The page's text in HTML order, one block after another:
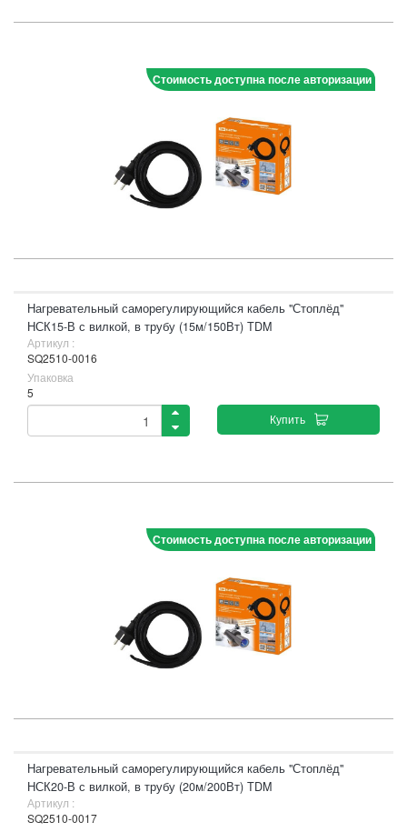
Стоимость доступна после авторизации
Нагревательный саморегулирующийся кабель "Стоплёд"
НСК15-В с вилкой, в трубу (15м/150Вт) TDM
Артикул :
SQ2510-0016
Упаковка
5
Купить
Стоимость доступна после авторизации
Нагревательный саморегулирующийся кабель "Стоплёд"
НСК20-В с вилкой, в трубу (20м/200Вт) TDM
Артикул :
SQ2510-0017